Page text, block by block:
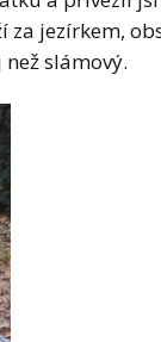
jezírkem,
slámový.